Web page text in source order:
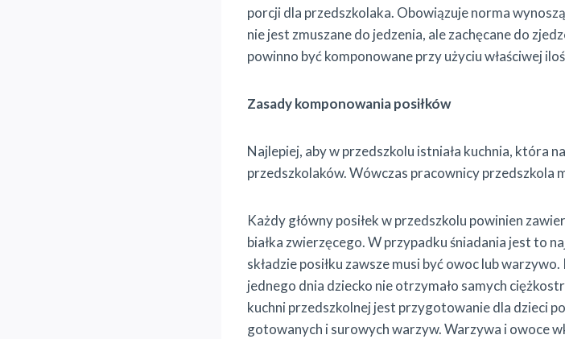
porcji dla przedszkolaka. Obowiązuje norma
nie jest zmuszane do jedzenia, ale zachęcane do
powinno być komponowane przy użyciu właściwej
Zasady komponowania posiłków
Najlepiej, aby w przedszkolu istniała kuchnia, która
przedszkolaków. Wówczas pracownicy przedszkola
Każdy główny posiłek w przedszkolu powinien
białka zwierzęcego. W przypadku śniadania jest to
składzie posiłku zawsze musi być owoc lub
jednego dnia dziecko nie otrzymało samych
kuchni przedszkolnej jest przygotowanie dla dzieci
gotowanych i surowych warzyw. Warzywa i owoce